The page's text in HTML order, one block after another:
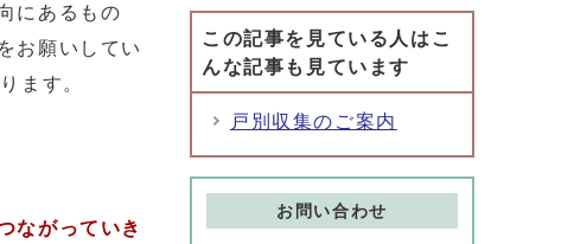
にあるもの
お願いしてい
ます。
ながっていき
この記事を見ている人はこ
んな記事も見ています
戸別収集のご案内
お問い合わせ